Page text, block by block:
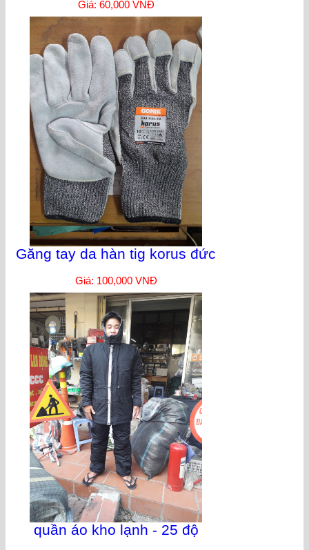
Giá: 60,000 VNĐ
Găng tay da hàn tig korus đức
Giá: 100,000 VNĐ
quần áo kho lạnh - 25 độ